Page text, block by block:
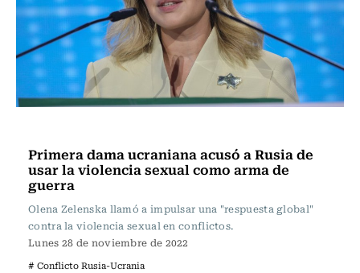
Primera dama ucraniana acusó a Rusia de
usar la violencia sexual como arma de
guerra
Olena Zelenska llamó a impulsar una "respuesta global"
contra la violencia sexual en conflictos.
Lunes 28 de noviembre de 2022
# Conflicto Rusia-Ucrania